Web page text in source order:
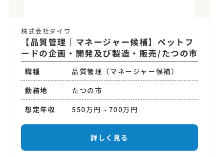
株式会社ダイワ
【品質管理｜マネージャー候補】ペットフ
ードの企画・開発及び製造・販売/たつの市
職種
品質管理（マネージャー候補）
勤務地
たつの市
想定年収
550万円～700万円
詳しく見る